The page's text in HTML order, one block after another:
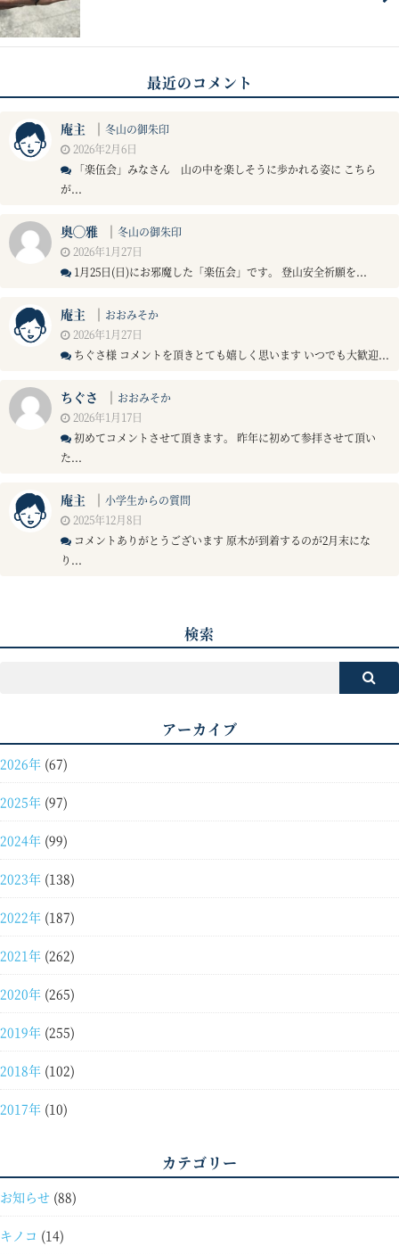
最近のコメント
庵主 ｜ 冬山の御朱印
2026年2月6日
「楽伍会」みなさん 山の中を楽しそうに歩かれる姿に こちら
が...
奥◯雅 ｜ 冬山の御朱印
2026年1月27日
1月25日(日)にお邪魔した「楽伍会」です。 登山安全祈願を...
庵主 ｜ おおみそか
2026年1月27日
ちぐさ様 コメントを頂きとても嬉しく思います いつでも大歓迎...
ちぐさ ｜ おおみそか
2026年1月17日
初めてコメントさせて頂きます。 昨年に初めて参拝させて頂い
た...
庵主 ｜ 小学生からの質問
2025年12月8日
コメントありがとうございます 原木が到着するのが2月末にな
り...
検索
アーカイブ
2026年 (67)
2025年 (97)
2024年 (99)
2023年 (138)
2022年 (187)
2021年 (262)
2020年 (265)
2019年 (255)
2018年 (102)
2017年 (10)
カテゴリー
お知らせ (88)
キノコ (14)